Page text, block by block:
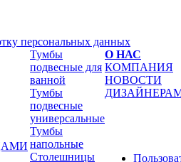
персональных данных
Тумбы
подвесные для
ванной
Тумбы
подвесные
универсальные
Тумбы
напольные
Столешницы
О НАС
КОМПАНИЯ
НОВОСТИ